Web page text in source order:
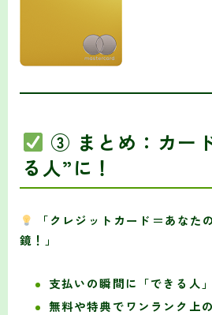
③ まとめ：カー
る人”に！
「クレジットカード＝あなた
鏡！」
支払いの瞬間に「できる人
無料や特典でワンランク上